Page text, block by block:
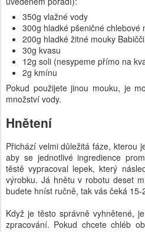
350g vlažné vody
300g hladké pšeničné chlebové
200g hladké žitné mouky
30g kvasu
12g soli (nesypeme přímo na
2g kmínu
Pokud použijete jinou mouku, je
množství vody.
Hnětení
Přichází velmi důležitá fáze, kterou
aby se jednotlivé ingredience
těstě vypracoval lepek, který
výrobku. Já hnětu v robotu deset
budete hníst ručně, tak vás čeká
Když je těsto správně vyhnětené,
zpracování. Pokud chcete chléb